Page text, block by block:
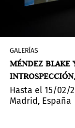
GALERÍAS
MÉNDEZ BLAKE
Hasta el 15/02/
Madrid, España